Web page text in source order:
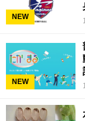
NEW
NEW